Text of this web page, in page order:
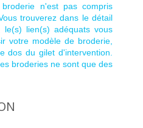
n'est pas compris
trouverez dans le détail
lien(s) adéquats vous
votre modèle de broderie,
dos du gilet d'intervention.
broderies ne sont que des